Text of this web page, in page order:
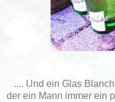
.... Und ein Glas
der ein Mann immer ein